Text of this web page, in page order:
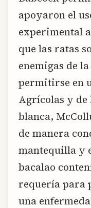
apoyaron el
experimental
que las ratas
enemigas de
permitirse en
Agrícolas y de
blanca,
de manera
mantequilla y
bacalao
requería para
una